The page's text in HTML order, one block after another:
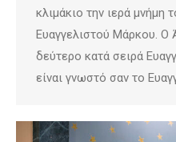
κλιμάκιο την ιερά μνήμη
Ευαγγελιστού Μάρκου.
δεύτερο κατά σειρά
είναι γνωστό σαν το